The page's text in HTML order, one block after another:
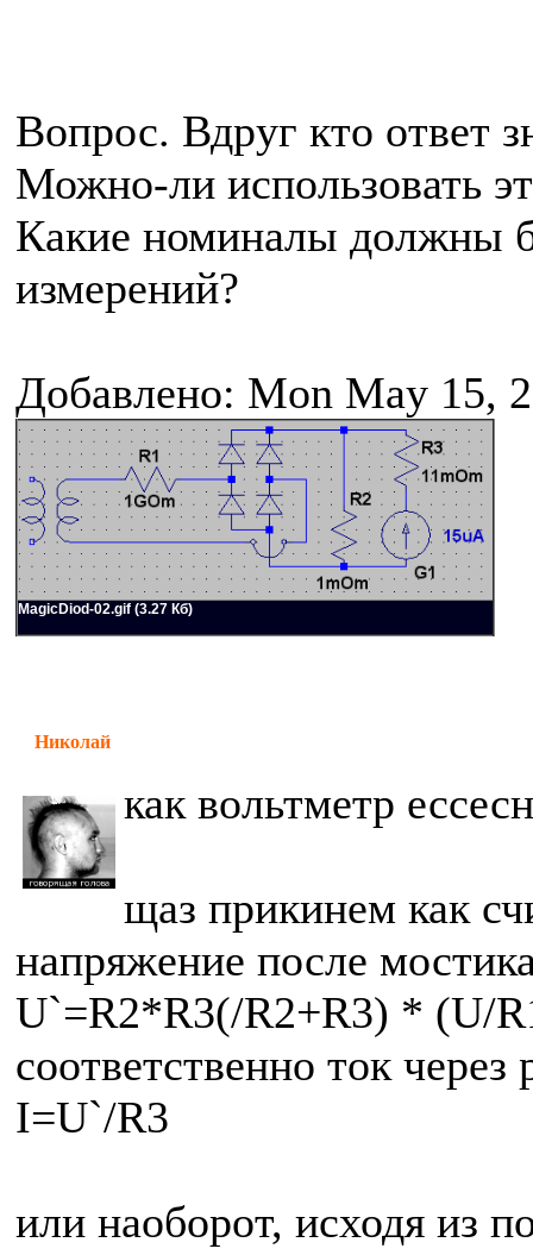
Вопрос. Вдруг кто ответ
Можно-ли использовать
Какие номиналы должны
измерений?
Добавлено: Mon May 15,
MagicDiod-02.gif (3.27 Кб)
Николай
как вольтметр
щаз прикинем как
напряжение после
U`=R2*R3(/R2+R3) * (U/
соответственно ток
I=U`/R3
или наоборот, исходя из